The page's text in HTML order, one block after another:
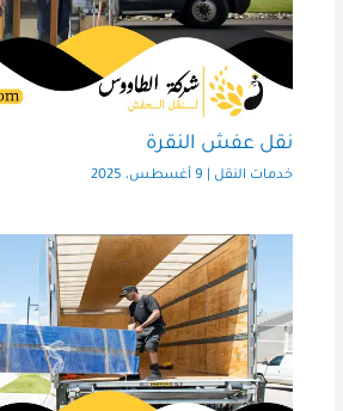
نقل عفش النقرة
خدمات النقل 9 أغسطس، 2025